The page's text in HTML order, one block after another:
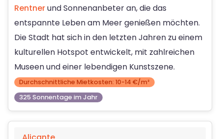
Rentnerund Sonnenanbeter an, die das
entspannte Leben am Meer genießen möchten.
Die Stadt hat sich in den letzten Jahren zu einem
kulturellen Hotspot entwickelt, mit zahlreichen
Museen und einer lebendigen Kunstszene.
Durchschnittliche Mietkosten: 10-14 €/m²
325 Sonnentage im Jahr